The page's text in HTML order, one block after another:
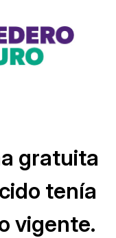
gratuita
tenía
vigente.